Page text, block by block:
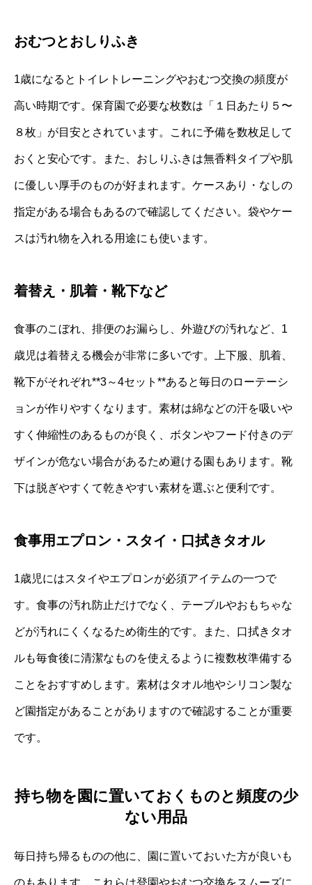
おむつとおしりふき
1歳になるとトイレトレーニングやおむつ交換の頻度が
高い時期です。保育園で必要な枚数は「１日あたり５〜
８枚」が目安とされています。これに予備を数枚足して
おくと安心です。また、おしりふきは無香料タイプや肌
に優しい厚手のものが好まれます。ケースあり・なしの
指定がある場合もあるので確認してください。袋やケー
スは汚れ物を入れる用途にも使います。
着替え・肌着・靴下など
食事のこぼれ、排便のお漏らし、外遊びの汚れなど、1
歳児は着替える機会が非常に多いです。上下服、肌着、
靴下がそれぞれ**3～4セット**あると毎日のローテーシ
ョンが作りやすくなります。素材は綿などの汗を吸いや
すく伸縮性のあるものが良く、ボタンやフード付きのデ
ザインが危ない場合があるため避ける園もあります。靴
下は脱ぎやすくて乾きやすい素材を選ぶと便利です。
食事用エプロン・スタイ・口拭きタオル
1歳児にはスタイやエプロンが必須アイテムの一つで
す。食事の汚れ防止だけでなく、テーブルやおもちゃな
どが汚れにくくなるため衛生的です。また、口拭きタオ
ルも毎食後に清潔なものを使えるように複数枚準備する
ことをおすすめします。素材はタオル地やシリコン製な
ど園指定があることがありますので確認することが重要
です。
持ち物を園に置いておくものと頻度の少
ない用品
毎日持ち帰るものの他に、園に置いておいた方が良いも